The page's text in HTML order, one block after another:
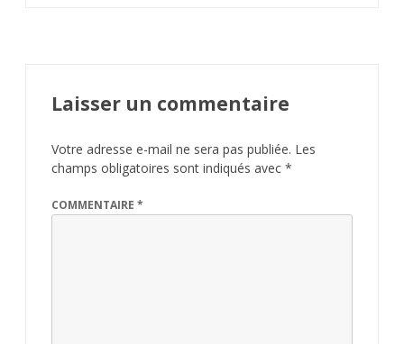
Laisser un commentaire
Votre adresse e-mail ne sera pas publiée. Les
champs obligatoires sont indiqués avec *
COMMENTAIRE *